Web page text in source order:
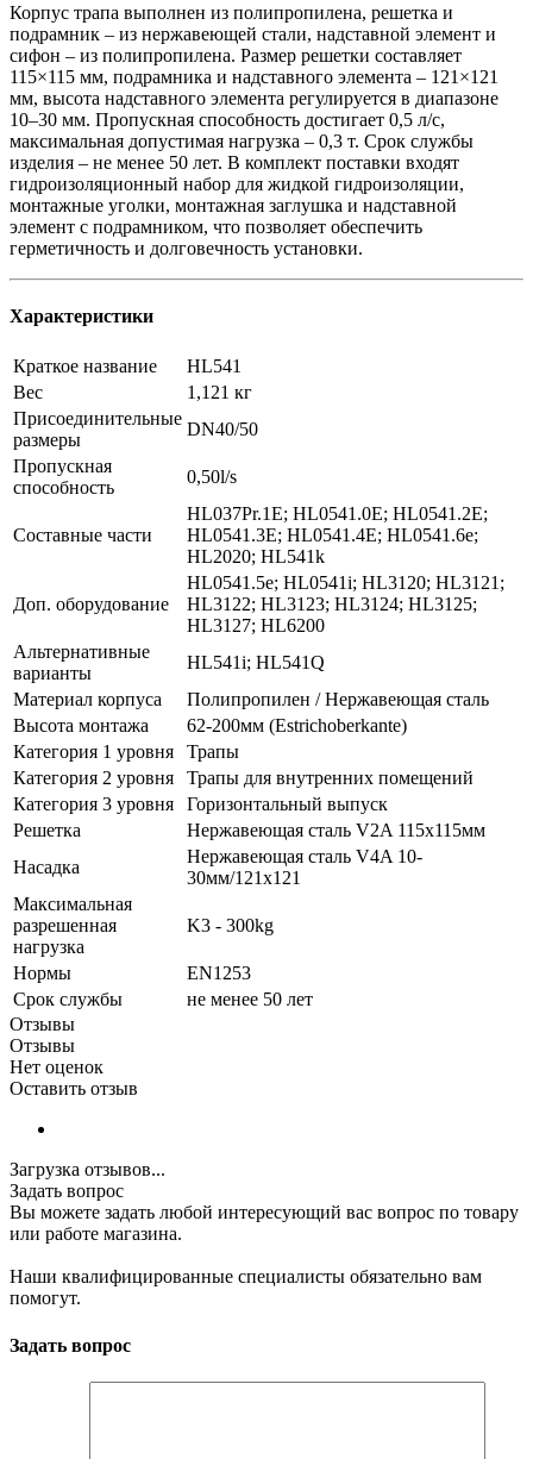
Корпус трапа выполнен из полипропилена, решетка и
подрамник – из нержавеющей стали, надставной элемент и
сифон – из полипропилена. Размер решетки составляет
115×115 мм, подрамника и надставного элемента – 121×121
мм, высота надставного элемента регулируется в диапазоне
10–30 мм. Пропускная способность достигает 0,5 л/с,
максимальная допустимая нагрузка – 0,3 т. Срок службы
изделия – не менее 50 лет. В комплект поставки входят
гидроизоляционный набор для жидкой гидроизоляции,
монтажные уголки, монтажная заглушка и надставной
элемент с подрамником, что позволяет обеспечить
герметичность и долговечность установки.
Характеристики
Краткое название
HL541
Вес
1,121 кг
Присоединительные
размеры
DN40/50
Пропускная
способность
0,50l/s
Составные части
HL037Pr.1E; HL0541.0E; HL0541.2E;
HL0541.3E; HL0541.4E; HL0541.6e;
HL2020; HL541k
Доп. оборудование
HL0541.5e; HL0541i; HL3120; HL3121;
HL3122; HL3123; HL3124; HL3125;
HL3127; HL6200
Альтернативные
варианты
HL541i; HL541Q
Материал корпуса
Полипропилен / Нержавеющая сталь
Высота монтажа
62-200мм (Estrichoberkante)
Категория 1 уровня
Трапы
Категория 2 уровня
Трапы для внутренних помещений
Категория 3 уровня
Горизонтальный выпуск
Решетка
Нержавеющая сталь V2A 115x115мм
Насадка
Нержавеющая сталь V4A 10-
30мм/121x121
Максимальная
разрешенная
нагрузка
K3 - 300kg
Нормы
EN1253
Срок службы
не менее 50 лет
Отзывы
Отзывы
Нет оценок
Оставить отзыв
Загрузка отзывов...
Задать вопрос
Вы можете задать любой интересующий вас вопрос по товару
или работе магазина.
Наши квалифицированные специалисты обязательно вам
помогут.
Задать вопрос